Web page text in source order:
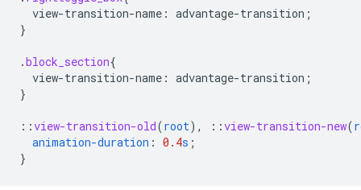
view-transition-name : advantage-transition ;
}
.block_section{
view-transition-name : advantage-transition ;
}
::view-transition-old(root), ::view-transition-new(
animation-duration : 0.4s ;
}